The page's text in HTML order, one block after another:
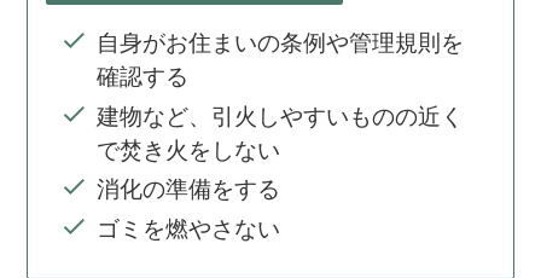
自身がお住まいの条例や管理規則を
確認する
建物など、引火しやすいものの近く
で焚き火をしない
消化の準備をする
ゴミを燃やさない